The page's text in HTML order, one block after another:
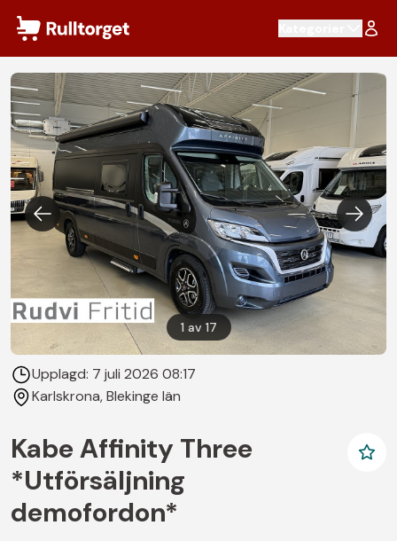
1av 17
Upplagd: 7 juli 2026 08:17
Karlskrona, Blekinge län
Kabe Affinity Three
*Utförsäljning
demofordon*